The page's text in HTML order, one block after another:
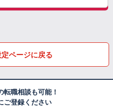
ページに戻る
転職相談も可能！
ご登録ください